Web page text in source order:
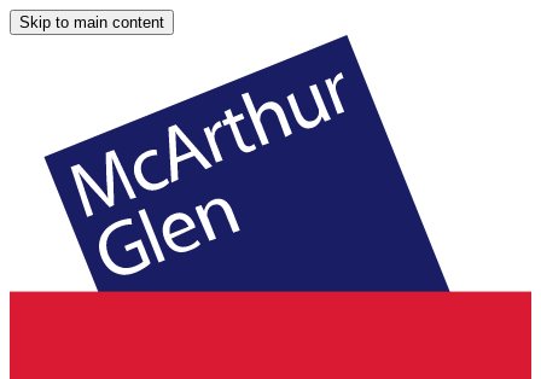
Skip to main content